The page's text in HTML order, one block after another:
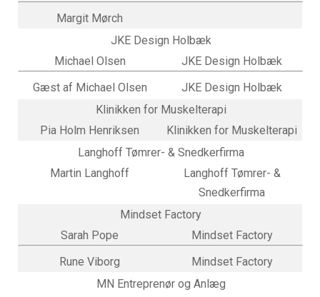
Margit Mørch
JKE Design Holbæk
Michael Olsen
JKE Design Holbæk
Gæst af Michael Olsen
JKE Design Holbæk
Klinikken for Muskelterapi
Pia Holm Henriksen
Klinikken for Muskelterapi
Langhoff Tømrer- & Snedkerfirma
Martin Langhoff
Langhoff Tømrer- &
Snedkerfirma
Mindset Factory
Sarah Pope
Mindset Factory
Rune Viborg
Mindset Factory
MN Entreprenør og Anlæg